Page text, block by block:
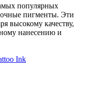
популярных
пигменты. Эти
высокому качеству,
нанесению и
Ink